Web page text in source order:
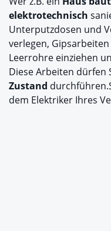
elektrotechnisch
Unterputzdosen und
verlegen,
Leerrohre einziehen
Diese Arbeiten dürfen
Zustand
dem Elektriker Ihres